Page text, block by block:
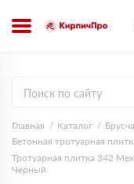
Главная Каталог
Бетонная тротуарная
Тротуарная плитка 342
Черный